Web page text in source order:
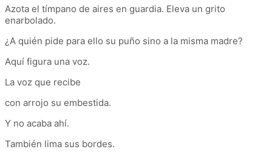
Azota el tímpano de aires en guardia. Eleva un grito
enarbolado.
¿A quién pide para ello su puño sino a la misma madre?
Aquí figura una voz.
La voz que recibe
con arrojo su embestida.
Y no acaba ahí.
También lima sus bordes.